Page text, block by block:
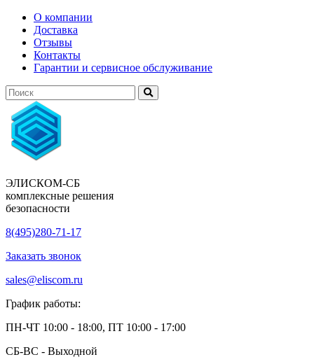
О компании
Доставка
Отзывы
Контакты
Гарантии и сервисное обслуживание
ЭЛИСКОМ-СБ
комплексные решения
безопасности
8(495)280-71-17
Заказать звонок
sales@eliscom.ru
График работы:
ПН-ЧТ 10:00 - 18:00, ПТ 10:00 - 17:00
CБ-ВС - Выходной